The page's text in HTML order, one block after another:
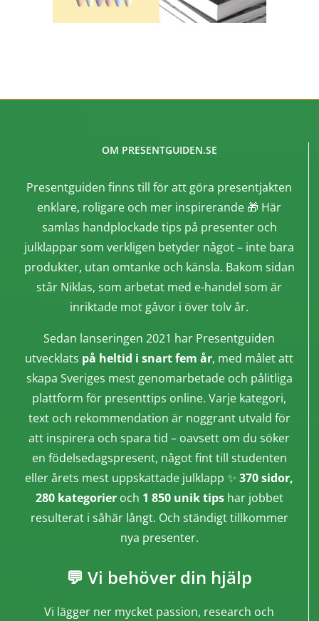
OM PRESENTGUIDEN.SE
Presentguiden finns till för att göra presentjakten
enklare, roligare och mer inspirerande 🎁 Här
samlas handplockade tips på presenter och
julklappar som verkligen betyder något – inte bara
produkter, utan omtanke och känsla. Bakom sidan
står Niklas, som arbetat med e-handel som är
inriktade mot gåvor i över tolv år.
Sedan lanseringen 2021 har Presentguiden
utvecklats på heltid i snart fem år, med målet att
skapa Sveriges mest genomarbetade och pålitliga
plattform för presenttips online. Varje kategori,
text och rekommendation är noggrant utvald för
att inspirera och spara tid – oavsett om du söker
en födelsedagspresent, något fint till studenten
eller årets mest uppskattade julklapp ✨ 370 sidor,
280 kategorieroch 1 850 unik tipshar jobbet
resulterat i såhär långt. Och ständigt tillkommer
nya presenter.
💬 Vi behöver din hjälp
Vi lägger ner mycket passion, research och